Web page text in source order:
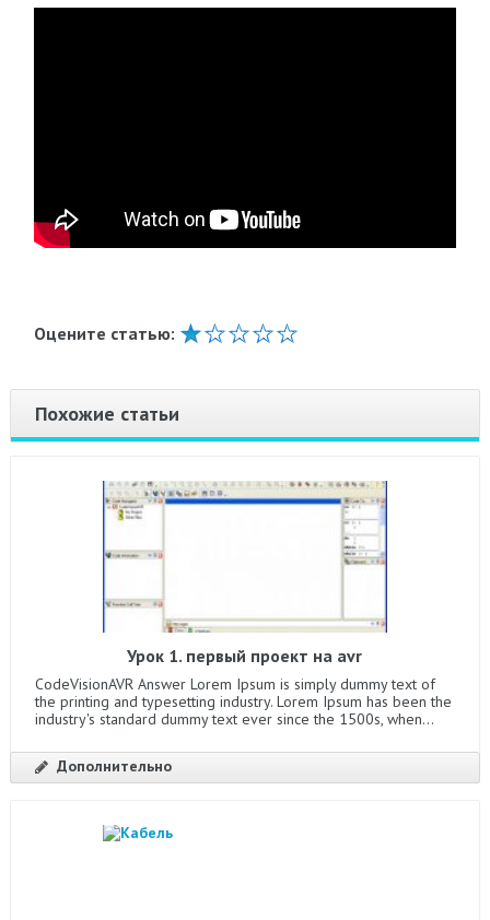
Оцените статью:
Похожие статьи
Урок 1. первый проект на avr
CodeVisionAVR Answer Lorem Ipsum is simply dummy text of
the printing and typesetting industry. Lorem Ipsum has been the
industry's standard dummy text ever since the 1500s, when...
Дополнительно